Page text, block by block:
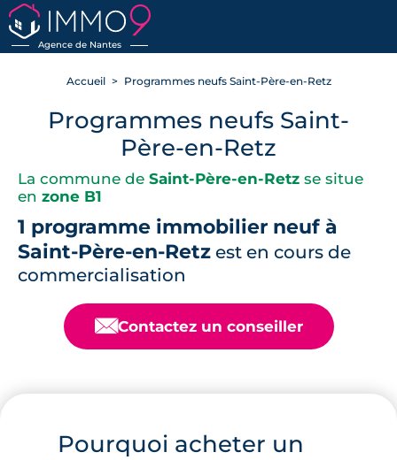
Agence de Nantes
RETOUR
Accueil Programmes neufs Saint-Père-en-Retz
Programmes neufs Saint-
Père-en-Retz
La commune de Saint-Père-en-Retz se situe
en zone B1
1 programme immobilier neuf à
Saint-Père-en-Retz est en cours de
commercialisation
📧Contactez un conseiller
Pourquoi acheter un